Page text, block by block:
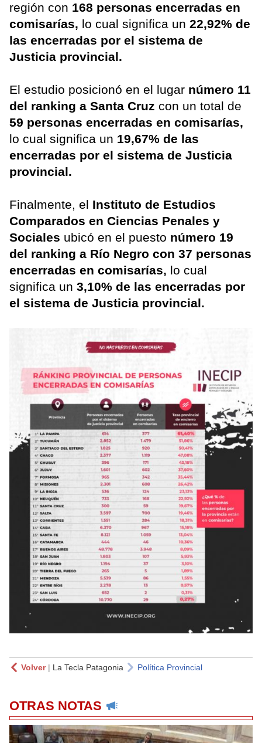
región con 168 personas encerradas en
comisarías, lo cual significa un 22,92% de
las encerradas por el sistema de
Justicia provincial.
El estudio posicionó en el lugar número 11
del ranking a Santa Cruz con un total de
59 personas encerradas en comisarías,
lo cual significa un 19,67% de las
encerradas por el sistema de Justicia
provincial.
Finalmente, el Instituto de Estudios
Comparados en Ciencias Penales y
Sociales ubicó en el puesto número 19
del ranking a Río Negro con 37 personas
encerradas en comisarías, lo cual
significa un 3,10% de las encerradas por
el sistema de Justicia provincial.
Volver| La Tecla Patagonia Política Provincial
OTRAS NOTAS